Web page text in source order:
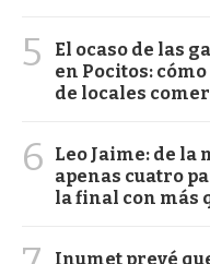
5
El ocaso de las
en Pocitos:
de locales
6
Leo Jaime: de la
apenas cuatro
la final con más
Inumet prevé